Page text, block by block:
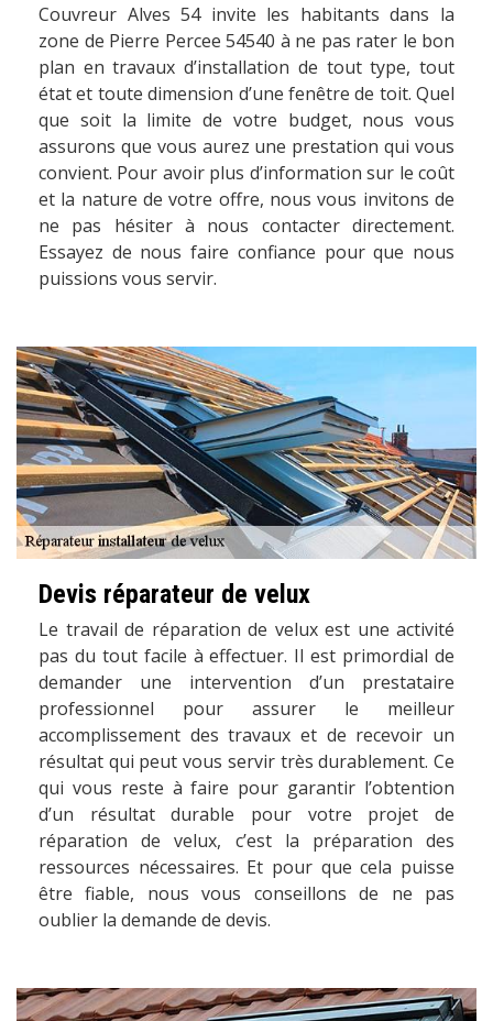
Couvreur Alves 54 invite les habitants dans la
zone de Pierre Percee 54540 à ne pas rater le bon
plan en travaux d’installation de tout type, tout
état et toute dimension d’une fenêtre de toit. Quel
que soit la limite de votre budget, nous vous
assurons que vous aurez une prestation qui vous
convient. Pour avoir plus d’information sur le coût
et la nature de votre offre, nous vous invitons de
ne pas hésiter à nous contacter directement.
Essayez de nous faire confiance pour que nous
puissions vous servir.
Devis réparateur de velux
Le travail de réparation de velux est une activité
pas du tout facile à effectuer. Il est primordial de
demander une intervention d’un prestataire
professionnel pour assurer le meilleur
accomplissement des travaux et de recevoir un
résultat qui peut vous servir très durablement. Ce
qui vous reste à faire pour garantir l’obtention
d’un résultat durable pour votre projet de
réparation de velux, c’est la préparation des
ressources nécessaires. Et pour que cela puisse
être fiable, nous vous conseillons de ne pas
oublier la demande de devis.